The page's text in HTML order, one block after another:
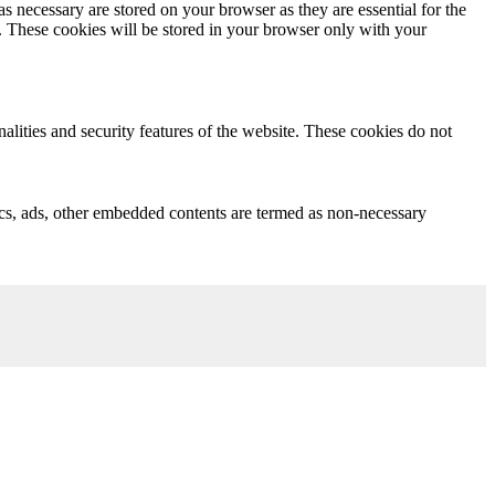
are stored on your browser as they are essential for the
These cookies will be stored in your browser only with your
and security features of the website. These cookies do not
other embedded contents are termed as non-necessary